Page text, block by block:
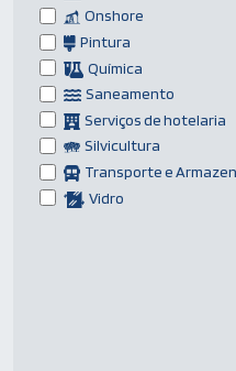
Onshore
Pintura
Química
Saneamento
Serviços de hotelaria
Silvicultura
Transporte e
Vidro